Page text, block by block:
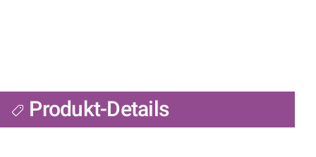
Produkt-Details